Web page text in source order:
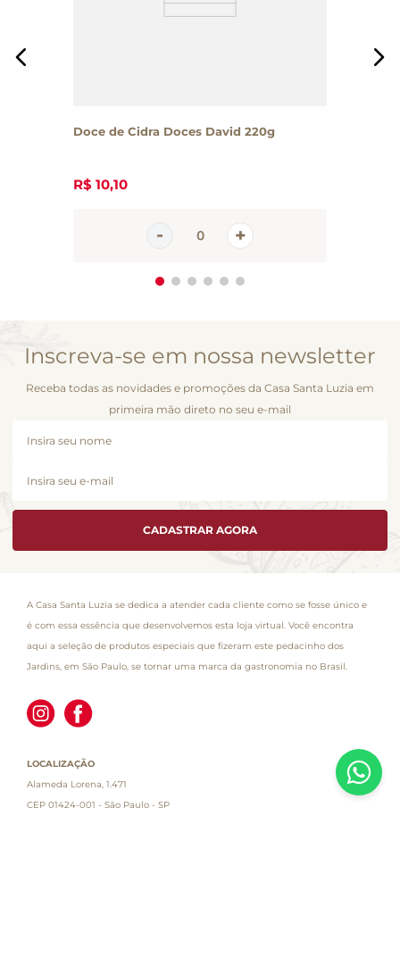
Doce de Cidra Doces David 220g
R$ 10,10
Inscreva-se em nossa newsletter
Receba todas as novidades e promoções da Casa Santa Luzia em
primeira mão direto no seu e-mail
CADASTRAR AGORA
A Casa Santa Luzia se dedica a atender cada cliente como se fosse único e
é com essa essência que desenvolvemos esta loja virtual. Você encontra
aqui a seleção de produtos especiais que fizeram este pedacinho dos
Jardins, em São Paulo, se tornar uma marca da gastronomia no Brasil.
LOCALIZAÇÃO
Alameda Lorena, 1.471
CEP 01424-001 - São Paulo - SP